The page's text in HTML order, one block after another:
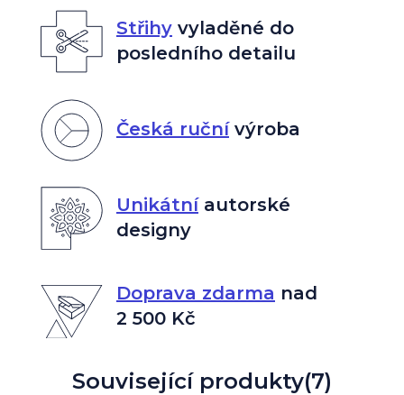
Střihyvyladěné do
posledního detailu
Česká ručnívýroba
Unikátníautorské
designy
Doprava zdarma nad
2 500 Kč
Související produkty(7)